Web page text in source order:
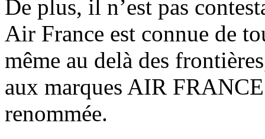
De plus, il n’est pas
Air France est connue de
même au delà des
aux marques AIR
renommée.